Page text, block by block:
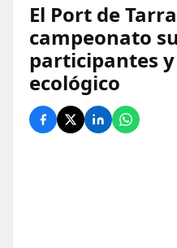
El Port de
campeonato
participantes
ecológico